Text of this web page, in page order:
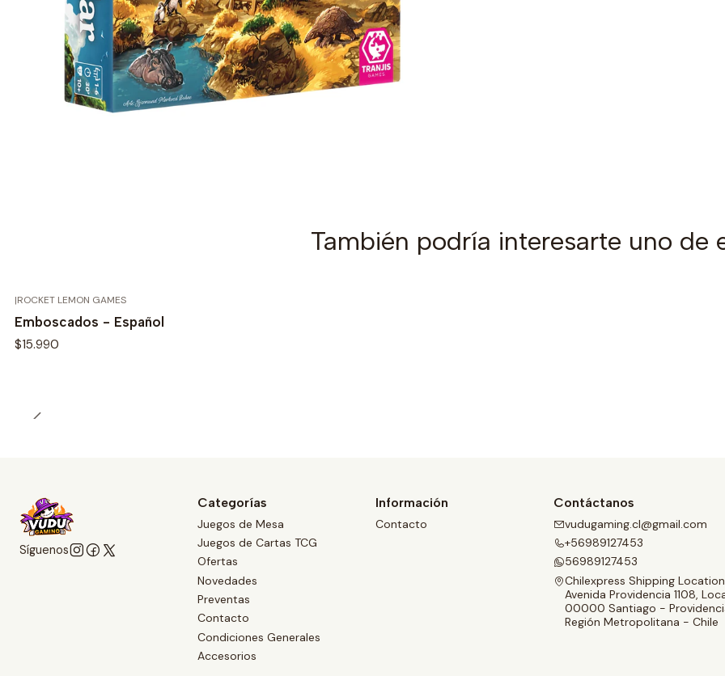
También podría interesarte uno de
|ROCKET LEMON GAMES
Emboscados - Español
$15.990
Síguenos
Categorías
Juegos de Mesa
Juegos de Cartas TCG
Ofertas
Novedades
Preventas
Contacto
Condiciones Generales
Accesorios
Información
Contacto
Contáctanos
vudugaming.cl@gmail.com
+56989127453
56989127453
Chilexpress Shipping Location
Avenida Providencia 1108,
00000 Santiago -
Región Metropolitana - Chile